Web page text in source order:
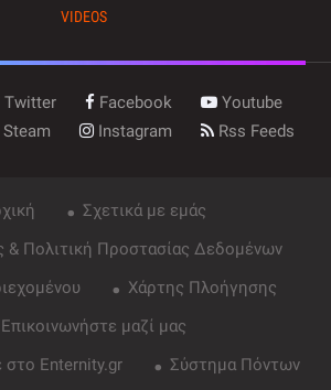
VIDEOS
Twitter Facebook
Youtube
Steam Instagram Rss Feeds
Σχετικά με εμάς
& Πολιτική Προστασίας Δεδομένων
Χάρτης Πλοήγησης
Επικοινωνήστε μαζί μας
στο Enternity.gr
Σύστημα Πόντων